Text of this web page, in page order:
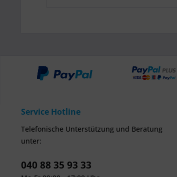
Service Hotline
Telefonische Unterstützung und Beratung
unter:
040 88 35 93 33